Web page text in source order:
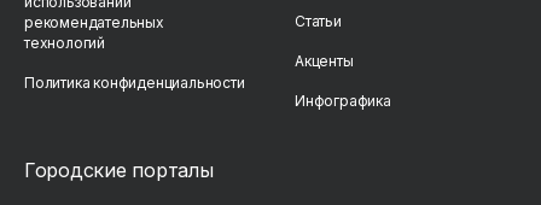
рекомендательных
технологий
Политика конфиденциальности
Статьи
Акценты
Инфографика
Городские порталы